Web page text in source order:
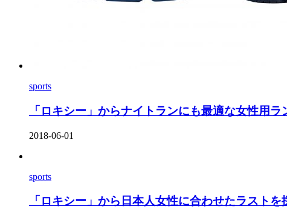
sports
「ロキシー」からナイトランにも最適な女性用ラ
2018-06-01
sports
「ロキシー」から日本人女性に合わせたラスト